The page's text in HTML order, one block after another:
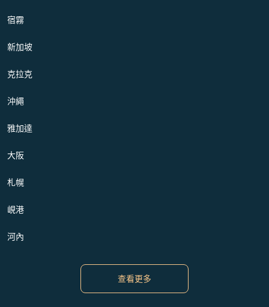
宿霧
新加坡
克拉克
沖繩
雅加達
大阪
札幌
峴港
河內
查看更多